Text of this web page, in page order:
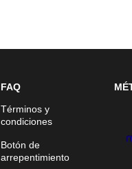
FAQ
Términos y
condiciones
Botón de
arrepentimiento